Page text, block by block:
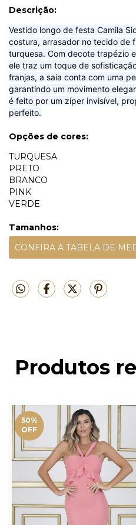
Descrição:
Vestido longo de festa Camila
costura, arrasador no tecido de
turquesa. Com decote trapézio
ele traz um toque de
franjas, a saia conta com uma
garantindo um movimento
é feito por um zíper invisível,
perfeito.
Opções de cores:
TURQUESA
PRETO
BRANCO
PINK
VERDE
Tamanhos:
CONFIRA A TABELA DE
Produtos
50%
OFF